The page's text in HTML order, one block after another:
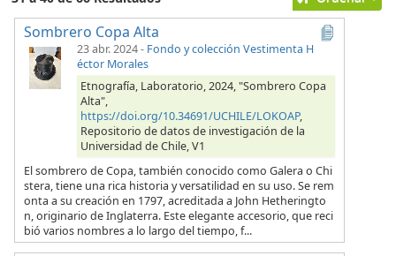
Sombrero Copa Alta
23 abr. 2024- Fondo y colección Vestimenta H
éctor Morales
Etnografía, Laboratorio, 2024, "Sombrero Copa
Alta",
https://doi.org/10.34691/UCHILE/LOKOAP,
Repositorio de datos de investigación de la
Universidad de Chile, V1
El sombrero de Copa, también conocido como Galera o Chi
stera, tiene una rica historia y versatilidad en su uso. Se rem
onta a su creación en 1797, acreditada a John Hetheringto
n, originario de Inglaterra. Este elegante accesorio, que reci
bió varios nombres a lo largo del tiempo, f...